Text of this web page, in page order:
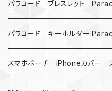
パラコード ブレスレット
MAD MAX
バックル
パラコード キーホルダー
ハロウィン
スマホポーチ iPhoneカバー